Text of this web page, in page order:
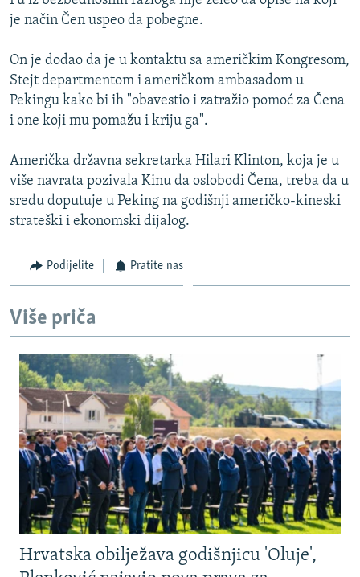
je način Čen uspeo da pobegne.
On je dodao da je u kontaktu sa američkim Kongresom,
Stejt departmentom i američkom ambasadom u
Pekingu kako bi ih "obavestio i zatražio pomoć za Čena
i one koji mu pomažu i kriju ga".
Američka državna sekretarka Hilari Klinton, koja je u
više navrata pozivala Kinu da oslobodi Čena, treba da u
sredu doputuje u Peking na godišnji američko-kineski
strateški i ekonomski dijalog.
Podijelite Pratite nas
Više priča
Hrvatska obilježava godišnjicu 'Oluje',